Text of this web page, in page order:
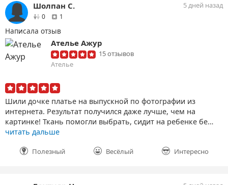
Шолпан С.
0друзей1
5 дней назад
Написала отзыв
Ателье Ажур
15 отзывов
Ателье
Шили дочке платье на выпускной по фотографии из
интернета. Результат получился даже лучше, чем на
картинке! Ткань помогли выбрать, сидит на ребенке бе…
читать дальше
Полезный Весёлый Интересно